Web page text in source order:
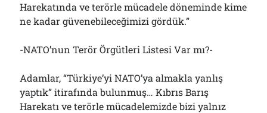
Harekatında ve terörle mücadele döneminde kime
ne kadar güvenebileceğimizi gördük.”
-NATO’nun Terör Örgütleri Listesi Var mı?-
Adamlar, “Türkiye’yi NATO’ya almakla yanlış
yaptık” itirafında bulunmuş… Kıbrıs Barış
Harekatı ve terörle mücadelemizde bizi yalnız